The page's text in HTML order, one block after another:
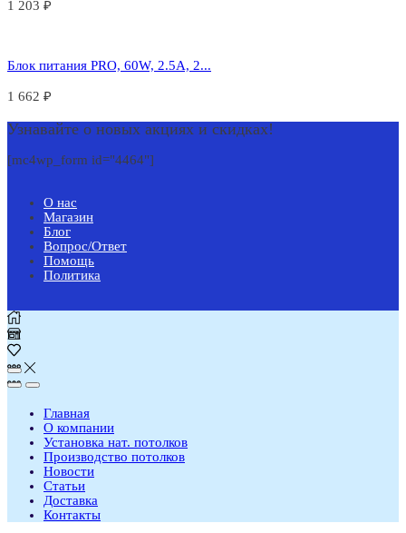
1 203 ₽
Блок питания PRO, 60W, 2.5А, 2...
1 662 ₽
Узнавайте о новых акциях и скидках!
[mc4wp_form id="4464"]
О нас
Магазин
Блог
Вопрос/Ответ
Помощь
Политика
Главная
О компании
Установка нат. потолков
Производство потолков
Новости
Статьи
Доставка
Контакты